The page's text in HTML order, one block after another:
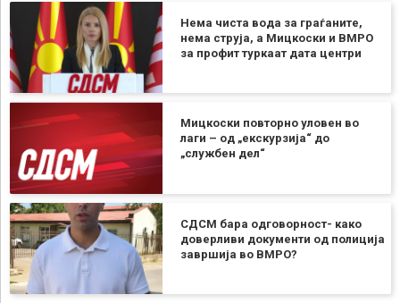
Нема чиста вода за граѓаните,
нема струја, а Мицкоски и ВМРО
за профит туркаат дата центри
Мицкоски повторно уловен во
лаги – од „екскурзија“ до
„службен дел“
СДСМ бара одговорност- како
доверливи документи од полиција
завршија во ВМРО?